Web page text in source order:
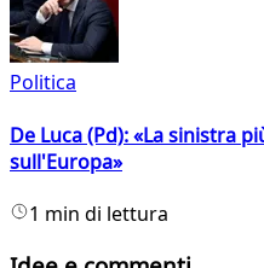
Politica
De Luca (Pd): «La sinistra
sull'Europa»
1 min di lettura